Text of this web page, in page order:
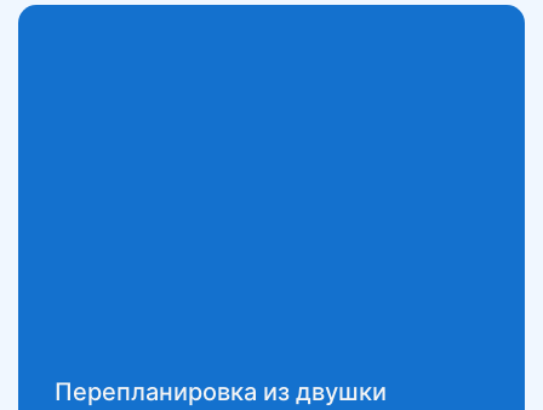
Перепланировка из двушки